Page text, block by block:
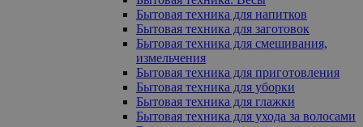
Бытовая техника для напитков
Бытовая техника для заготовок
Бытовая техника для смешивания,
измельчения
Бытовая техника для приготовления
Бытовая техника для уборки
Бытовая техника для глажки
Бытовая техника для ухода за волосами